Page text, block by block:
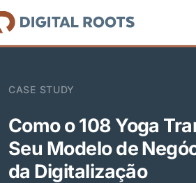
CASE STUDY
Como o 108 Yoga
Seu Modelo de
da Digitalização